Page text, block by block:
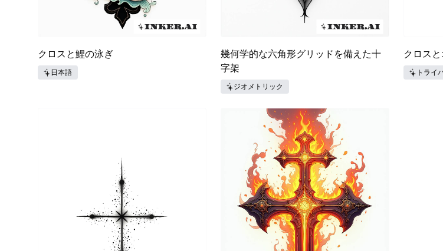
クロスと鯉の泳ぎ
日本語
幾何学的な六角形グリッドを備えた十
字架
ジオメトリック
クロス
トライ